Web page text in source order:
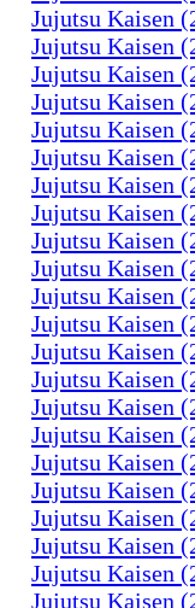
Jujutsu Kaisen
Jujutsu Kaisen
Jujutsu Kaisen
Jujutsu Kaisen
Jujutsu Kaisen
Jujutsu Kaisen
Jujutsu Kaisen
Jujutsu Kaisen
Jujutsu Kaisen
Jujutsu Kaisen
Jujutsu Kaisen
Jujutsu Kaisen
Jujutsu Kaisen
Jujutsu Kaisen
Jujutsu Kaisen
Jujutsu Kaisen
Jujutsu Kaisen
Jujutsu Kaisen
Jujutsu Kaisen
Jujutsu Kaisen
Jujutsu Kaisen
Jujutsu Kaisen